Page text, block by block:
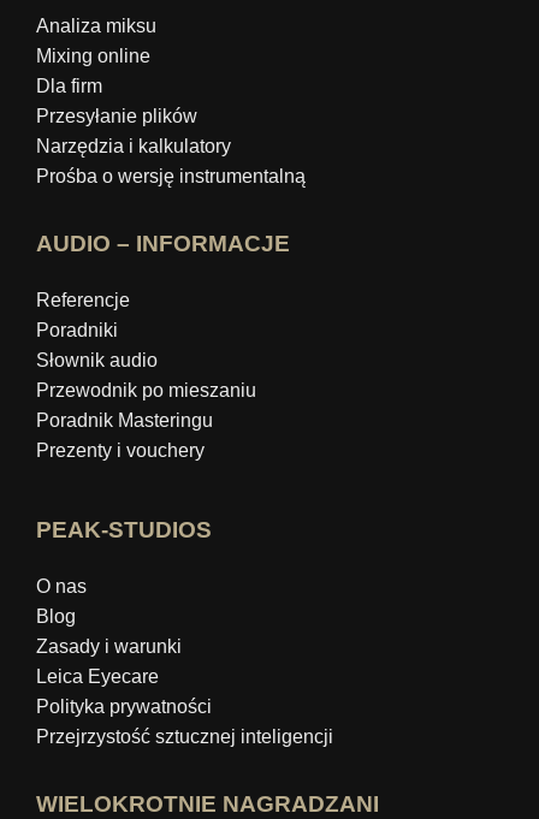
Analiza miksu
Mixing online
Dla firm
Przesyłanie plików
Narzędzia i kalkulatory
Prośba o wersję instrumentalną
AUDIO – INFORMACJE
Referencje
Poradniki
Słownik audio
Przewodnik po mieszaniu
Poradnik Masteringu
Prezenty i vouchery
PEAK-STUDIOS
O nas
Blog
Zasady i warunki
Leica Eyecare
Polityka prywatności
Przejrzystość sztucznej inteligencji
WIELOKROTNIE NAGRADZANI